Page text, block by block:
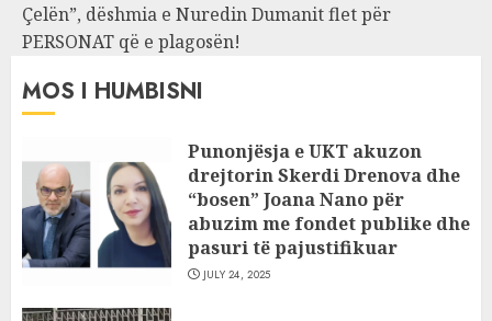
Çelën”, dëshmia e Nuredin Dumanit flet për
PERSONAT që e plagosën!
MOS I HUMBISNI
Punonjësja e UKT akuzon
drejtorin Skerdi Drenova dhe
“bosen” Joana Nano për
abuzim me fondet publike dhe
pasuri të pajustifikuar
JULY 24, 2025